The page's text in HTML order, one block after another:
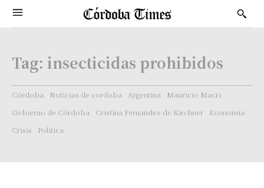
Tag: insecticidas prohibidos
Córdoba Noticias de cordoba Argentina
Mauricio Macri
Gobierno de Córdoba
Cristina Fernandez de Kirchner
Economía
Crisis
Politica